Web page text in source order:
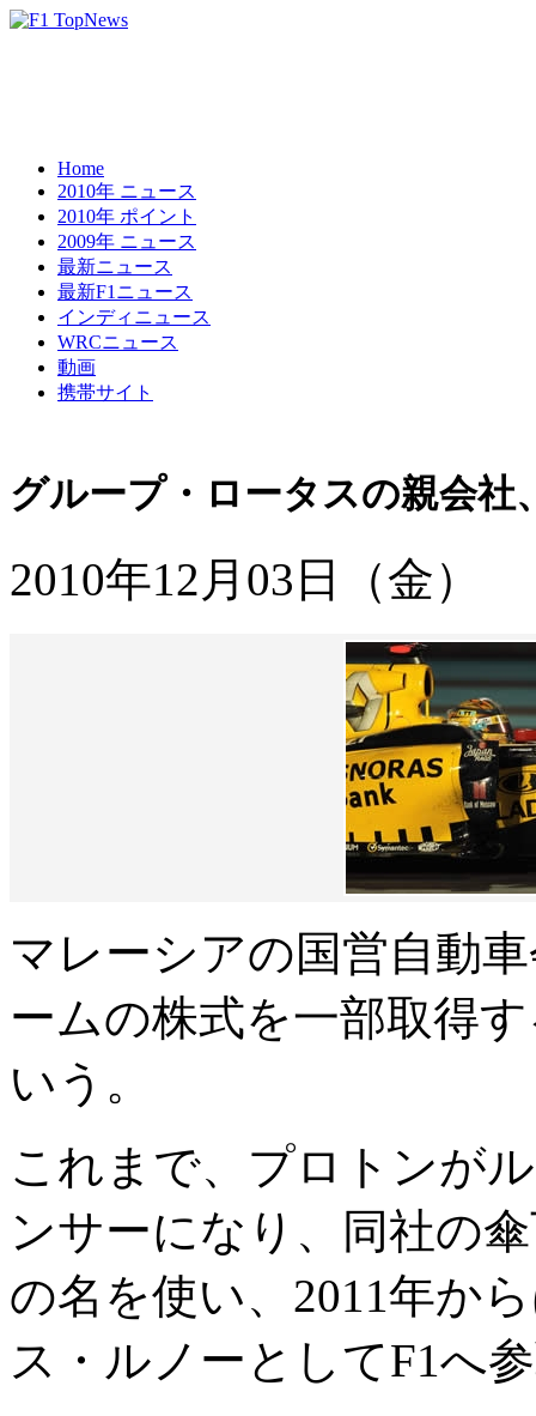
Home
2010年 ニュース
2010年 ポイント
2009年 ニュース
最新ニュース
最新F1ニュース
インディニュース
WRCニュース
動画
携帯サイト
グループ・ロータスの親会社
2010年12月03日（金）
マレーシアの国営自動
ームの株式を一部取得
いう。
これまで、プロトンが
ンサーになり、同社の
の名を使い、2011年か
ス・ルノーとしてF1へ